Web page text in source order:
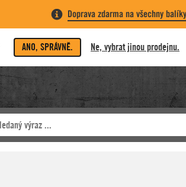
Doprava zdarma na všechny
ANO, SPRÁVNĚ. Ne, vybrat jinou prodejnu.